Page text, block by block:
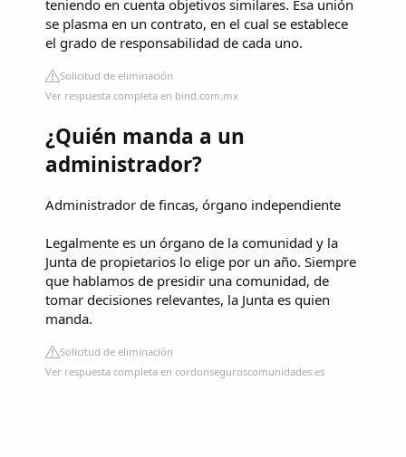
teniendo en cuenta objetivos similares. Esa unión
se plasma en un contrato, en el cual se establece
el grado de responsabilidad de cada uno.
Solicitud de eliminación
Ver respuesta completa en bind.com.mx
¿Quién manda a un
administrador?
Administrador de fincas, órgano independiente
Legalmente es un órgano de la comunidad y la
Junta de propietarios lo elige por un año. Siempre
que hablamos de presidir una comunidad, de
tomar decisiones relevantes, la Junta es quien
manda.
Solicitud de eliminación
Ver respuesta completa en cordonseguroscomunidades.es